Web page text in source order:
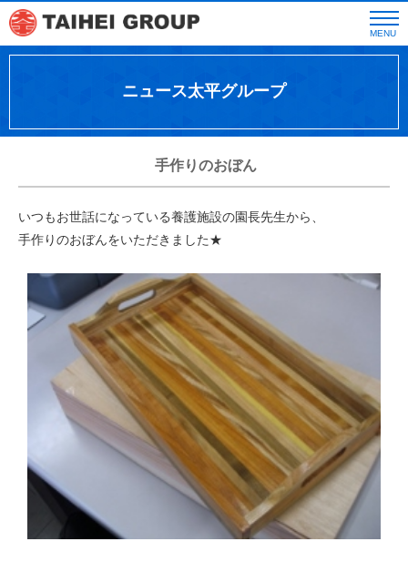
MENU
ニュース太平グループ
手作りのおぼん
いつもお世話になっている養護施設の園長先生から、
手作りのおぼんをいただきました★